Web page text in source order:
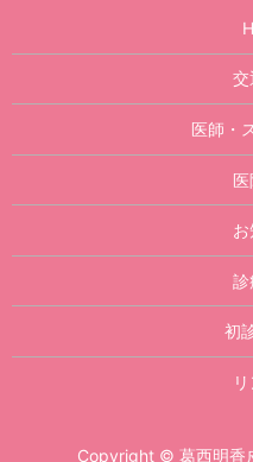
交
医師・
診
初
Copyright © 葛西明香